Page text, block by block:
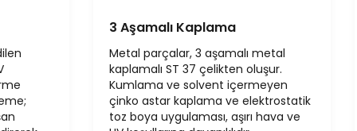
3 Aşamalı Kaplama
Metal parçalar, 3 aşamalı metal
kaplamalı ST 37 çelikten oluşur.
Kumlama ve solvent içermeyen
çinko astar kaplama ve elektrostatik
toz boya uygulaması, aşırı hava ve